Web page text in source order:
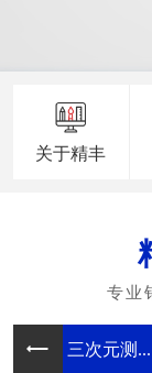
关于精丰
三次元测...